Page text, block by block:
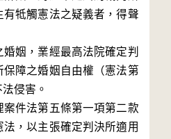
牴觸憲法之疑義者，得聲
姻，業經最高法院確定判
障之婚姻自由權（憲法第
侵害。
案件法第五條第一項第二款
，以主張確定判決所適用